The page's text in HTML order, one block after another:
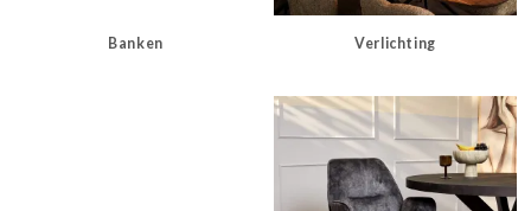
Banken Verlichting